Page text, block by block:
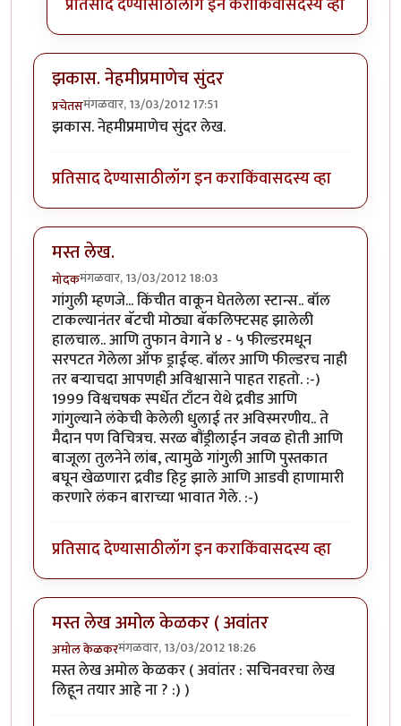
झकास. नेहमीप्रमाणेच सुंदर
प्रचेतसमंगळवार, 13/03/2012 17:51
झकास. नेहमीप्रमाणेच सुंदर लेख.
प्रतिसाद देण्यासाठीलॉग इन कराकिंवासदस्य व्हा
मस्त लेख.
मोदकमंगळवार, 13/03/2012 18:03
गांगुली म्हणजे... किंचीत वाकून घेतलेला स्टान्स.. बॉल
टाकल्यानंतर बॅटची मोठ्या बॅकलिफ्टसह झालेली
हालचाल.. आणि तुफान वेगाने ४ - ५ फील्डरमधून
सरपटत गेलेला ऑफ ड्राईव्ह. बॉलर आणि फील्डरच नाही
तर बर्‍याचदा आपणही अविश्वासाने पाहत राहतो. :-)
1999 विश्वचषक स्पर्धेत टाँटन येथे द्रवीड आणि
गांगुल्याने लंकेची केलेली धुलाई तर अविस्मरणीय.. ते
मैदान पण विचित्रच. सरळ बौंड्रीलाईन जवळ होती आणि
बाजूला तुलनेने लांब, त्यामुळे गांगुली आणि पुस्तकात
बघून खेळणारा द्रवीड हिट्ट झाले आणि आडवी हाणामारी
करणारे लंकन बाराच्या भावात गेले. :-)
प्रतिसाद देण्यासाठीलॉग इन कराकिंवासदस्य व्हा
मस्त लेख अमोल केळकर ( अवांतर
अमोल केळकरमंगळवार, 13/03/2012 18:26
मस्त लेख अमोल केळकर ( अवांतर : सचिनवरचा लेख
लिहून तयार आहे ना ? :) )